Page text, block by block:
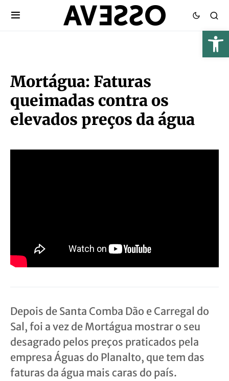
Mortágua: Faturas
queimadas contra os
elevados preços da água
Depois de Santa Comba Dão e Carregal do
Sal, foi a vez de Mortágua mostrar o seu
desagrado pelos preços praticados pela
empresa Águas do Planalto, que tem das
faturas da água mais caras do país.